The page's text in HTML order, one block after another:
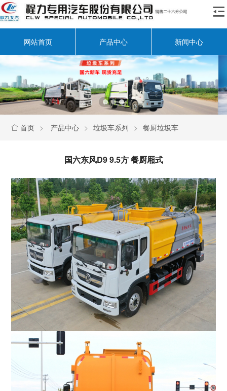

网站首页 产品中心 新闻中心
 首页 > 产品中心 > 垃圾车系列 > 餐厨垃圾车
国六东风D9 9.5方 餐厨厢式